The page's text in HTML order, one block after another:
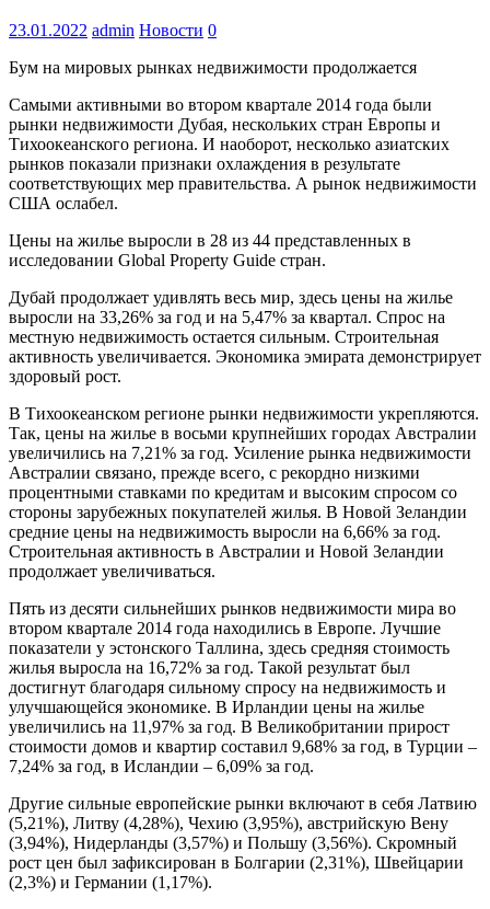
23.01.2022 admin Новости 0
Бум на мировых рынках недвижимости продолжается
Самыми активными во втором квартале 2014 года были
рынки недвижимости Дубая, нескольких стран Европы и
Тихоокеанского региона. И наоборот, несколько азиатских
рынков показали признаки охлаждения в результате
соответствующих мер правительства. А рынок недвижимости
США ослабел.
Цены на жилье выросли в 28 из 44 представленных в
исследовании Global Property Guide стран.
Дубай продолжает удивлять весь мир, здесь цены на жилье
выросли на 33,26% за год и на 5,47% за квартал. Спрос на
местную недвижимость остается сильным. Строительная
активность увеличивается. Экономика эмирата демонстрирует
здоровый рост.
В Тихоокеанском регионе рынки недвижимости укрепляются.
Так, цены на жилье в восьми крупнейших городах Австралии
увеличились на 7,21% за год. Усиление рынка недвижимости
Австралии связано, прежде всего, с рекордно низкими
процентными ставками по кредитам и высоким спросом со
стороны зарубежных покупателей жилья. В Новой Зеландии
средние цены на недвижимость выросли на 6,66% за год.
Строительная активность в Австралии и Новой Зеландии
продолжает увеличиваться.
Пять из десяти сильнейших рынков недвижимости мира во
втором квартале 2014 года находились в Европе. Лучшие
показатели у эстонского Таллина, здесь средняя стоимость
жилья выросла на 16,72% за год. Такой результат был
достигнут благодаря сильному спросу на недвижимость и
улучшающейся экономике. В Ирландии цены на жилье
увеличились на 11,97% за год. В Великобритании прирост
стоимости домов и квартир составил 9,68% за год, в Турции –
7,24% за год, в Исландии – 6,09% за год.
Другие сильные европейские рынки включают в себя Латвию
(5,21%), Литву (4,28%), Чехию (3,95%), австрийскую Вену
(3,94%), Нидерланды (3,57%) и Польшу (3,56%). Скромный
рост цен был зафиксирован в Болгарии (2,31%), Швейцарии
(2,3%) и Германии (1,17%).